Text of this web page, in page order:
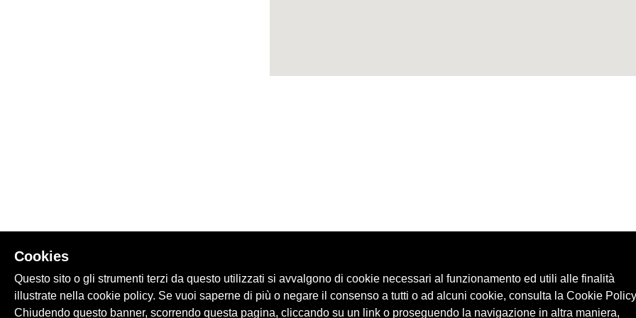
Cookies
Questo sito o gli strumenti terzi da questo utilizzati si avvalgono di cookie necessari al funzionamento ed utili alle finalità
illustrate nella cookie policy. Se vuoi saperne di più o negare il consenso a tutti o ad alcuni cookie, consulta la Cookie
Chiudendo questo banner, scorrendo questa pagina, cliccando su un link o proseguendo la navigazione in altra maniera,